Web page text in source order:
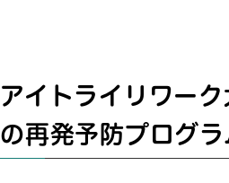
アイトライリワー
の再発予防プログ